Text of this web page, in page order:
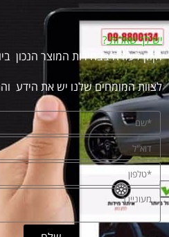
יש לך שאלות?
זקוק לעזרה בבחירות המוצר הנכון
לצוות המומחים שלנו יש את הידע